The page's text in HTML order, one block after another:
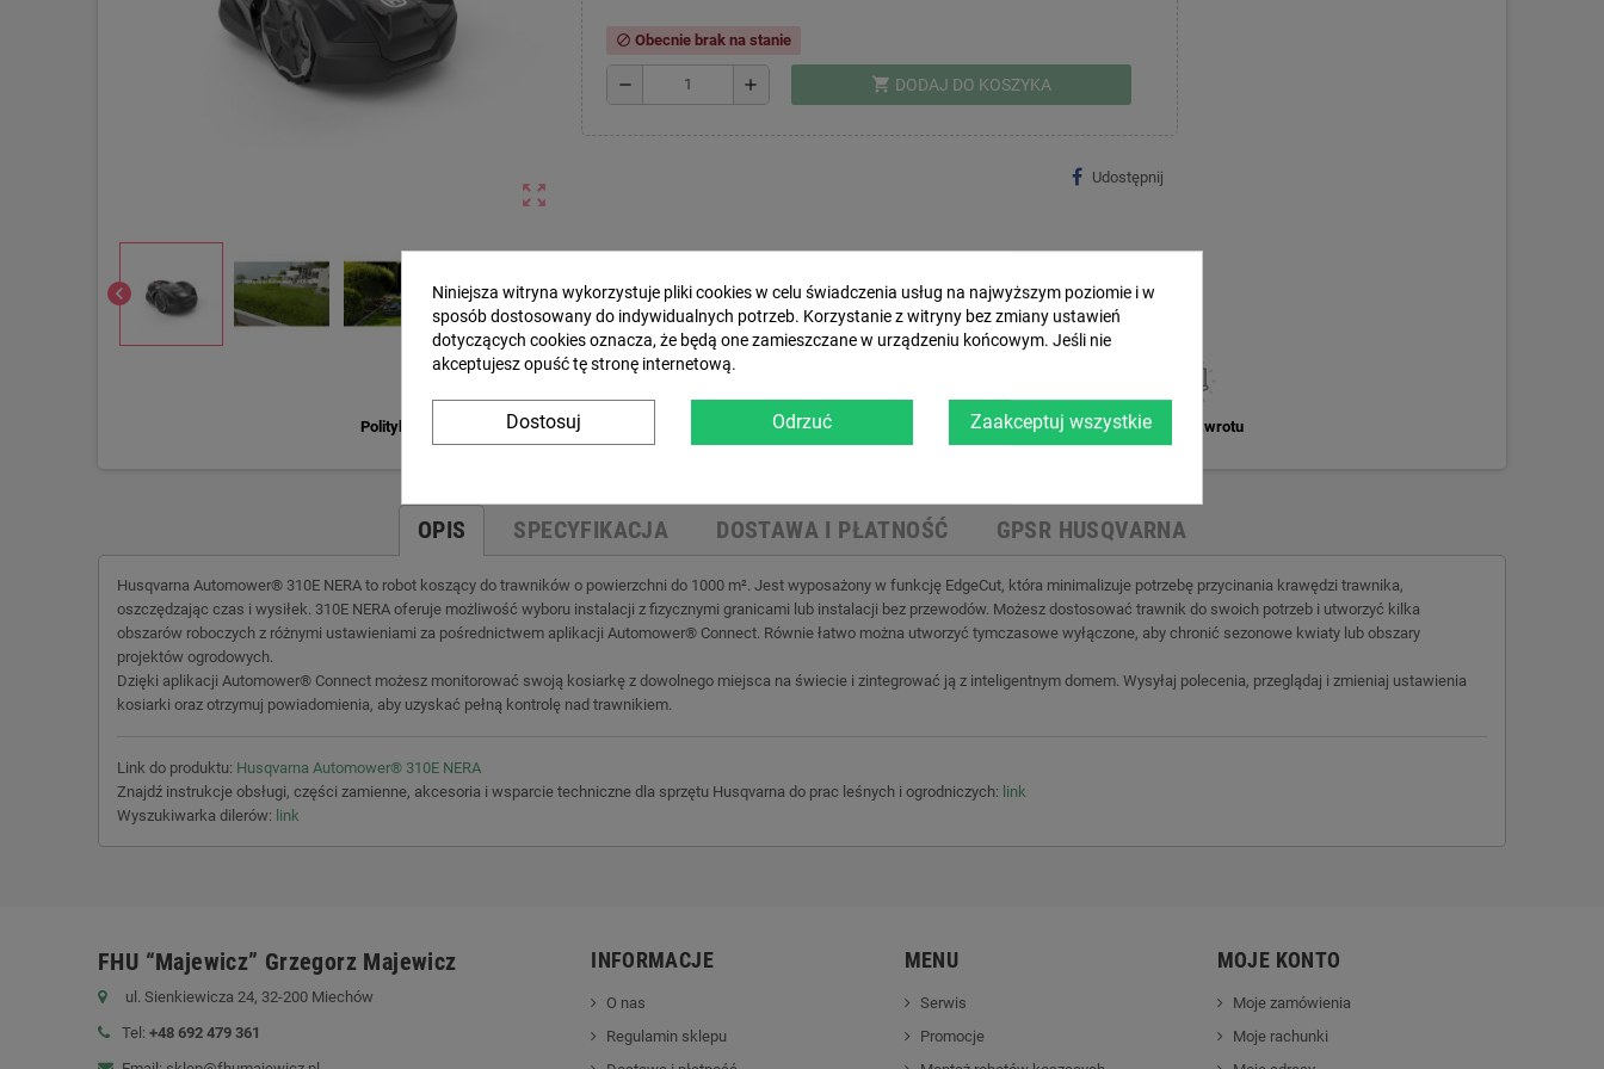
zoom_out_map
chevron_left chevron_right
block Obecnie brak na stanie
remove add shopping_cart DODAJ DO KOSZYKA
Udostępnij
Polityka prywatności Zasady dostawy Zasady zwrotu
OPIS SPECYFIKACJA DOSTAWA I PŁATNOŚĆ GPSR HUSQVARNA
Husqvarna Automower® 310E NERA to robot koszący do trawników o powierzchni do 1000 m². Jest wyposażony w funkcję EdgeCut, która minimalizuje potrzebę przycinania krawędzi trawnika,
oszczędzając czas i wysiłek. 310E NERA oferuje możliwość wyboru instalacji z fizycznymi granicami lub instalacji bez przewodów. Możesz dostosować trawnik do swoich potrzeb i utworzyć kilka
obszarów roboczych z różnymi ustawieniami za pośrednictwem aplikacji Automower® Connect. Równie łatwo można utworzyć tymczasowe wyłączone, aby chronić sezonowe kwiaty lub obszary
projektów ogrodowych.
Dzięki aplikacji Automower® Connect możesz monitorować swoją kosiarkę z dowolnego miejsca na świecie i zintegrować ją z inteligentnym domem. Wysyłaj polecenia, przeglądaj i zmieniaj ustawienia
kosiarki oraz otrzymuj powiadomienia, aby uzyskać pełną kontrolę nad trawnikiem.
Link do produktu: Husqvarna Automower® 310E NERA
Znajdź instrukcje obsługi, części zamienne, akcesoria i wsparcie techniczne dla sprzętu Husqvarna do prac leśnych i ogrodniczych: link
Wyszukiwarka dilerów: link
FHU “Majewicz” Grzegorz Majewicz
ul. Sienkiewicza 24, 32-200 Miechów
Tel: +48 692 479 361
INFORMACJE
O nas
Regulamin sklepu
MENU
Serwis
Promocje
MOJE KONTO
Moje zamówienia
Moje rachunki
Niniejsza witryna wykorzystuje pliki cookies w celu świadczenia usług na najwyższym poziomie i w
sposób dostosowany do indywidualnych potrzeb. Korzystanie z witryny bez zmiany ustawień
dotyczących cookies oznacza, że będą one zamieszczane w urządzeniu końcowym. Jeśli nie
akceptujesz opuść tę stronę internetową.
Dostosuj Odrzuć Zaakceptuj wszystkie